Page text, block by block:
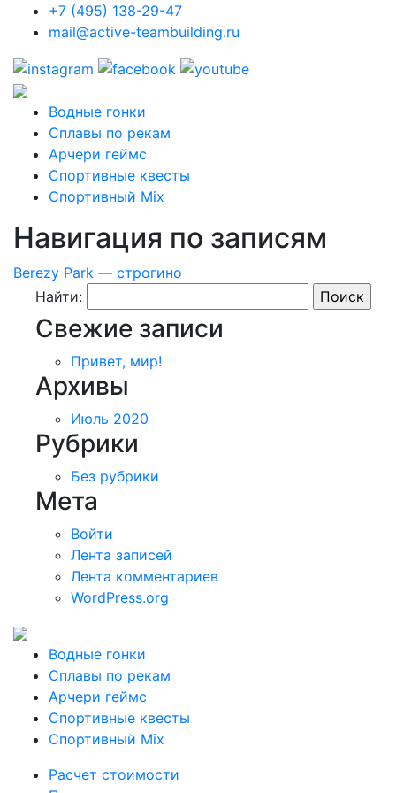
+7 (495) 138-29-47
mail@active-teambuilding.ru
Водные гонки
Сплавы по рекам
Арчери геймс
Спортивные квесты
Спортивный Mix
Навигация по записям
Berezy Park — строгино
Найти:
Свежие записи
Привет, мир!
Архивы
Июль 2020
Рубрики
Без рубрики
Мета
Войти
Лента записей
Лента комментариев
WordPress.org
Водные гонки
Сплавы по рекам
Арчери геймс
Спортивные квесты
Спортивный Mix
Расчет стоимости